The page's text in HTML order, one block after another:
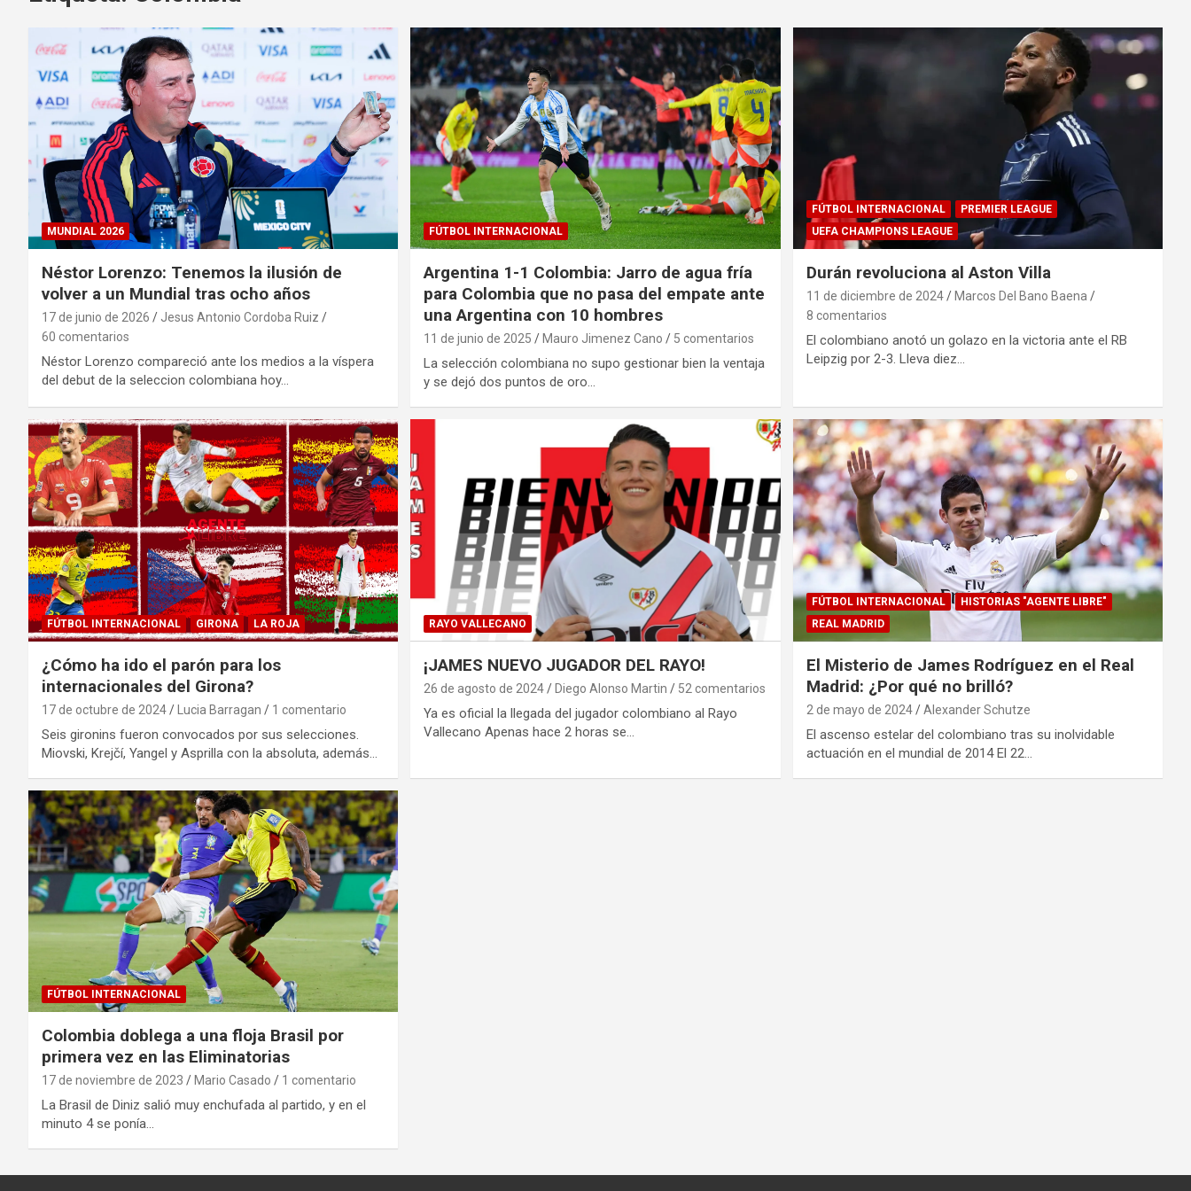
MUNDIAL 2026
Néstor Lorenzo: Tenemos la ilusión de
volver a un Mundial tras ocho años
17 de junio de 2026
Jesus Antonio Cordoba Ruiz
60 comentarios
Néstor Lorenzo compareció ante los medios a la víspera
del debut de la seleccion colombiana hoy…
FÚTBOL INTERNACIONAL
Argentina 1-1 Colombia: Jarro de agua fría
para Colombia que no pasa del empate ante
una Argentina con 10 hombres
11 de junio de 2025 Mauro Jimenez Cano 5 comentarios
La selección colombiana no supo gestionar bien la ventaja
y se dejó dos puntos de oro…
FÚTBOL INTERNACIONAL
PREMIER LEAGUE
UEFA CHAMPIONS LEAGUE
Durán revoluciona al Aston Villa
11 de diciembre de 2024
Marcos Del Bano Baena
8 comentarios
El colombiano anotó un golazo en la victoria ante el RB
Leipzig por 2-3. Lleva diez…
FÚTBOL INTERNACIONAL GIRONA LA ROJA
¿Cómo ha ido el parón para los
internacionales del Girona?
17 de octubre de 2024 Lucia Barragan 1 comentario
Seis gironins fueron convocados por sus selecciones.
Miovski, Krejčí, Yangel y Asprilla con la absoluta, además…
RAYO VALLECANO
¡JAMES NUEVO JUGADOR DEL RAYO!
26 de agosto de 2024 Diego Alonso Martin 52 comentarios
Ya es oficial la llegada del jugador colombiano al Rayo
Vallecano Apenas hace 2 horas se…
FÚTBOL INTERNACIONAL
HISTORIAS "AGENTE LIBRE"
REAL MADRID
El Misterio de James Rodríguez en el Real
Madrid: ¿Por qué no brilló?
2 de mayo de 2024 Alexander Schutze
El ascenso estelar del colombiano tras su inolvidable
actuación en el mundial de 2014 El 22…
FÚTBOL INTERNACIONAL
Colombia doblega a una floja Brasil por
primera vez en las Eliminatorias
17 de noviembre de 2023 Mario Casado 1 comentario
La Brasil de Diniz salió muy enchufada al partido, y en el
minuto 4 se ponía…